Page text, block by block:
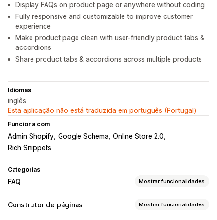
Display FAQs on product page or anywhere without coding
Fully responsive and customizable to improve customer
experience
Make product page clean with user-friendly product tabs &
accordions
Share product tabs & accordions across multiple products
Idiomas
inglês
Esta aplicação não está traduzida em português (Portugal)
Funciona com
Admin Shopify Google Schema Online Store 2.0
Rich Snippets
Categorias
FAQ Mostrar funcionalidades
Ferramentas de edição
Construtor de páginas Mostrar funcionalidades